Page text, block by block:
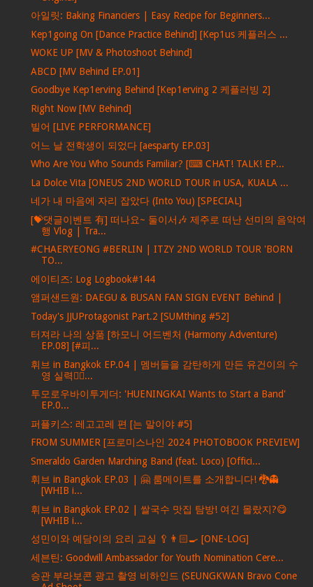
아일릿: Baking Financiers | Easy Recipe for Beginners...
Kep1going On [Dance Practice Behind] [Kep1us 케플러스 ...
WOKE UP [MV & Photoshoot Behind]
ABCD [MV Behind EP.01]
Goodbye Kep1erving Behind [Kep1erving 2 케플러빙 2]
Right Now [MV Behind]
빌어 [LIVE PERFORMANCE]
어느 날 전학생이 되었다 [aesparty EP.03]
Who Are You Who Sounds Familiar? [⌨ CHAT! TALK! EP...
La Dolce Vita [ONEUS 2ND WORLD TOUR in USA, KUALA ...
네가 내 마음에 자리 잡았다 (Into You) [SPECIAL]
[💝댓글이벤트 有] 떠나요~ 둘이서🎶 제주로 떠난 선미의 음악여
행 Vlog | Tra...
#CHAERYEONG #BERLIN | ITZY 2ND WORLD TOUR 'BORN
TO...
에이티즈: Log Logbook#144
앰퍼샌드원: DAEGU & BUSAN FAN SIGN EVENT Behind |
Today's JJUProtagonist Part.2 [SUMthing #52]
터져라 나의 상품 [하모니 어드벤처 (Harmony Adventure)
EP.08] [#피...
휘브 in Bangkok EP.04 | 멤버들을 감탄하게 만든 유건이의 수
영 실력🏊‍♂...
투모로우바이투게더: 'HUENINGKAI Wants to Start a Band'
EP.0...
퍼플키스: 레고고레 편 [는 말이야 #5]
FROM SUMMER [프로미스나인 2024 PHOTOBOOK PREVIEW]
Smeraldo Garden Marching Band (feat. Loco) [Offici...
휘브 in Bangkok EP.03 | 🤗 룸메이트를 소개합니다! 🐉👻
[WHIB i...
휘브 in Bangkok EP.02 | 쌀국수 맛집 탐방! 여긴 몰랐지?😋
[WHIB i...
성민이와 예담이의 요리 교실 🥄👨🏻‍🍳 [ONE-LOG]
세븐틴: Goodwill Ambassador for Youth Nomination Cere...
승관 부라보콘 광고 촬영 비하인드 (SEUNGKWAN Bravo Cone